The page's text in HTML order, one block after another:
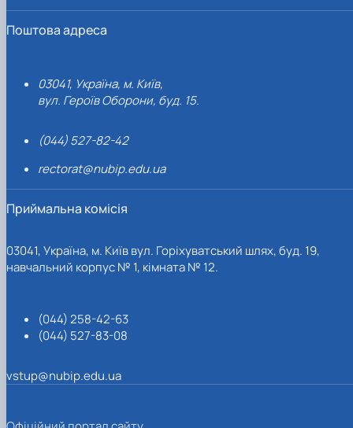
Поштова адреса
03041, Україна, м. Київ,
вул. Героїв Оборони, буд. 15.
(044) 527-82-42
rectorat@nubip.edu.ua
Приймальна комісія
03041, Україна, м. Київ вул. Горіхуватський шлях, буд. 19,
навчальний корпус № 1, кімната № 12.
(044) 258-42-63
(044) 527-83-08
vstup@nubip.edu.ua